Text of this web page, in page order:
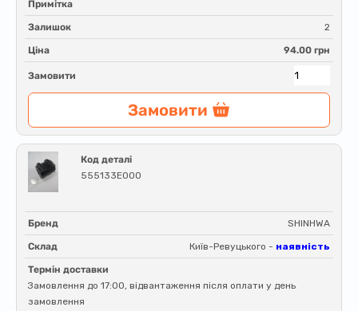
Примітка
Залишок 2
Ціна 94.00 грн
Замовити
Замовити
Код деталі
555133E000
Бренд SHINHWA
Склад Київ-Ревуцького - наявність
Термін доставки
Замовлення до 17:00, відвантаження після оплати у день
замовлення